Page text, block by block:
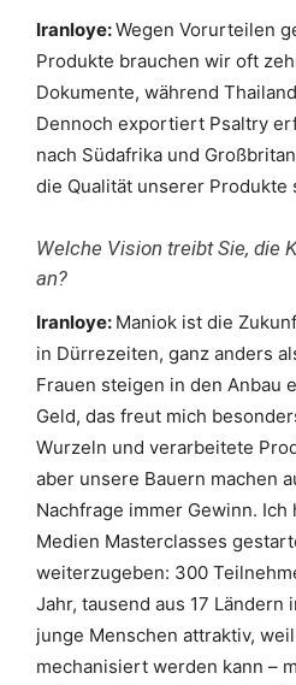
Iranloye:Wegen Vorurteilen
Produkte brauchen wir oft
Dokumente, während
Dennoch exportiert Psaltry
nach Südafrika und
die Qualität unserer Produkte
Welche Vision treibt Sie, die
an?
Iranloye: Maniok ist die
in Dürrezeiten, ganz anders
Frauen steigen in den Anbau
Geld, das freut mich
Wurzeln und verarbeitete
aber unsere Bauern machen
Nachfrage immer Gewinn. Ich
Medien Masterclasses
weiterzugeben: 300
Jahr, tausend aus 17 Ländern
junge Menschen attraktiv,
mechanisiert werden kann –